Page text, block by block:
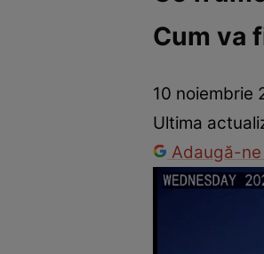
Internațional
Cum va
10 noiembrie
Ultima
Adaugă-